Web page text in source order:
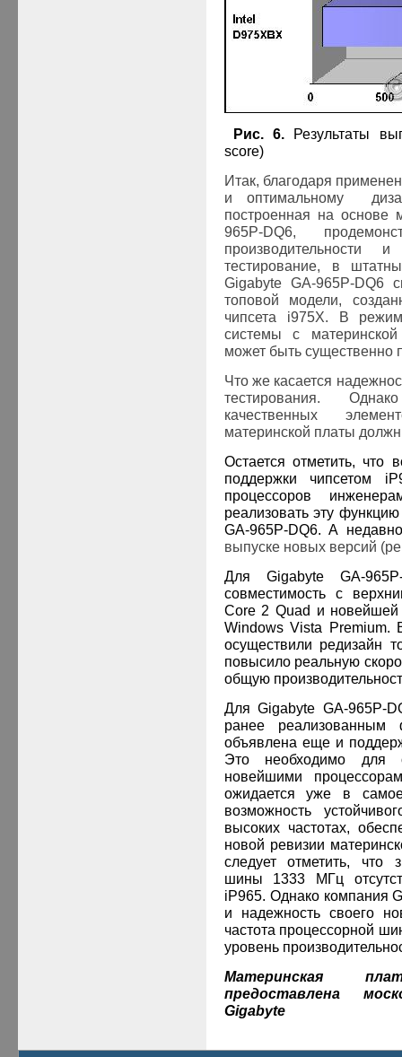
Рис.6. Результаты
score)
Итак, благодаря
и оптимальному
построенная на основе
965P-DQ6,
производительности
тестирование, в
Gigabyte GA-965P-DQ6
топовой модели,
чипсета i975X. В
системы с
может быть существенно
Что же касается
тестирования.
качественных
материнской платы
Остается отметить, что
поддержки чипсетом iP
процессоров
реализовать эту
GA-965P-DQ6. А
выпуске новых версий
Для Gigabyte GA-965P
совместимость с
Core 2 Quad и
Windows Vista Premium.
осуществили редизайн
повысило реальную
общую
ДляGigabyte GA-965P-
ранее реализованным
объявлена еще и
Это необходимо для
новейшими
ожидается уже в
возможность
высоких частотах,
новой ревизии
следует отметить, что
шины 1333 МГц
iP965. Однако компания
и надежность своего
частота процессорной
уровень
Материнская
предоставлена
Gigabyte